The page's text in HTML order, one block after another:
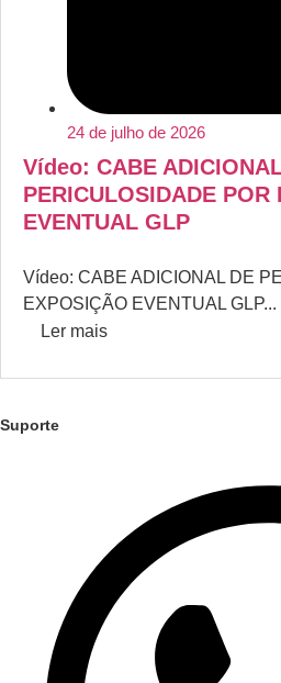
24 de julho de 2026
Vídeo: CABE
PERICULOSIDADE POR
EVENTUAL GLP
Vídeo: CABE ADICIONAL DE
EXPOSIÇÃO EVENTUAL GLP...
Ler mais
Suporte